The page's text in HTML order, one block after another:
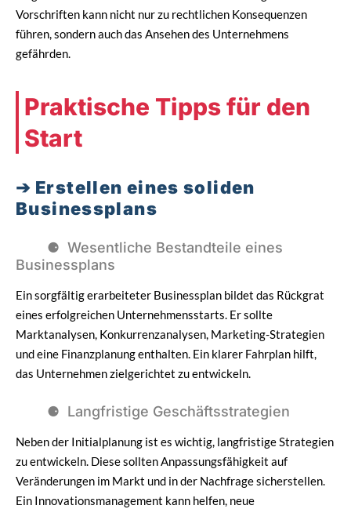
Vorschriften kann nicht nur zu rechtlichen Konsequenzen
führen, sondern auch das Ansehen des Unternehmens
gefährden.
Praktische Tipps für den
Start
Erstellen eines soliden
Businessplans
Wesentliche Bestandteile eines
Businessplans
Ein sorgfältig erarbeiteter Businessplan bildet das Rückgrat
eines erfolgreichen Unternehmensstarts. Er sollte
Marktanalysen, Konkurrenzanalysen, Marketing-Strategien
und eine Finanzplanung enthalten. Ein klarer Fahrplan hilft,
das Unternehmen zielgerichtet zu entwickeln.
Langfristige Geschäftsstrategien
Neben der Initialplanung ist es wichtig, langfristige Strategien
zu entwickeln. Diese sollten Anpassungsfähigkeit auf
Veränderungen im Markt und in der Nachfrage sicherstellen.
Ein Innovationsmanagement kann helfen, neue